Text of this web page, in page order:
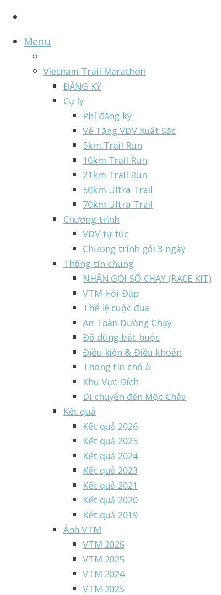
Menu
Vietnam Trail Marathon
ĐĂNG KÝ
Cự ly
Phí đăng ký
Vé Tặng VĐV Xuất Sắc
5km Trail Run
10km Trail Run
21km Trail Run
50km Ultra Trail
70km Ultra Trail
Chương trình
VĐV tự túc
Chương trình gói 3 ngày
Thông tin chung
NHẬN GÓI SỐ CHẠY (RACE KIT)
VTM Hỏi-Đáp
Thể lệ cuộc đua
An Toàn Đường Chạy
Đồ dùng bắt buộc
Điều kiện & Điều khoản
Thông tin chỗ ở
Khu Vực Đích
Di chuyển đến Mộc Châu
Kết quả
Kết quả 2026
Kết quả 2025
Kết quả 2024
Kết quả 2023
Kết quả 2021
Kết quả 2020
Kết quả 2019
Ảnh VTM
VTM 2026
VTM 2025
VTM 2024
VTM 2023